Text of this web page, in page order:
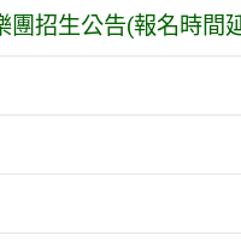
團招生公告(報名時間